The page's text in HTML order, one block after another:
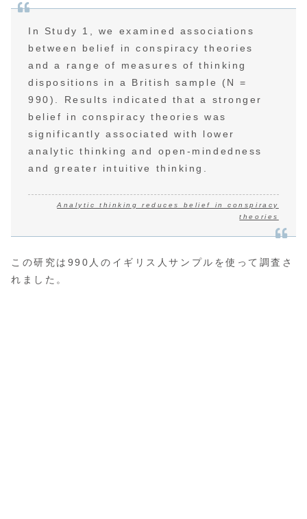
In Study 1, we examined associations
between belief in conspiracy theories
and a range of measures of thinking
dispositions in a British sample (N =
990). Results indicated that a stronger
belief in conspiracy theories was
significantly associated with lower
analytic thinking and open-mindedness
and greater intuitive thinking.
Analytic thinking reduces belief in conspiracy
theories
この研究は990人のイギリス人サンプルを使って調査さ
れました。